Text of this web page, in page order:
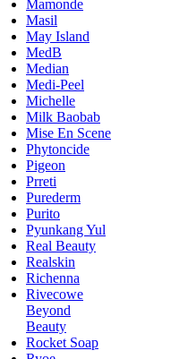
Mamonde
Masil
May Island
MedB
Median
Medi-Peel
Michelle
Milk Baobab
Mise En Scene
Phytoncide
Pigeon
Prreti
Purederm
Purito
Pyunkang Yul
Real Beauty
Realskin
Richenna
Rivecowe
Beyond
Beauty
Rocket Soap